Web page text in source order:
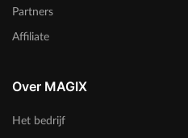
Partners
Affiliate
Over MAGIX
Het bedrijf